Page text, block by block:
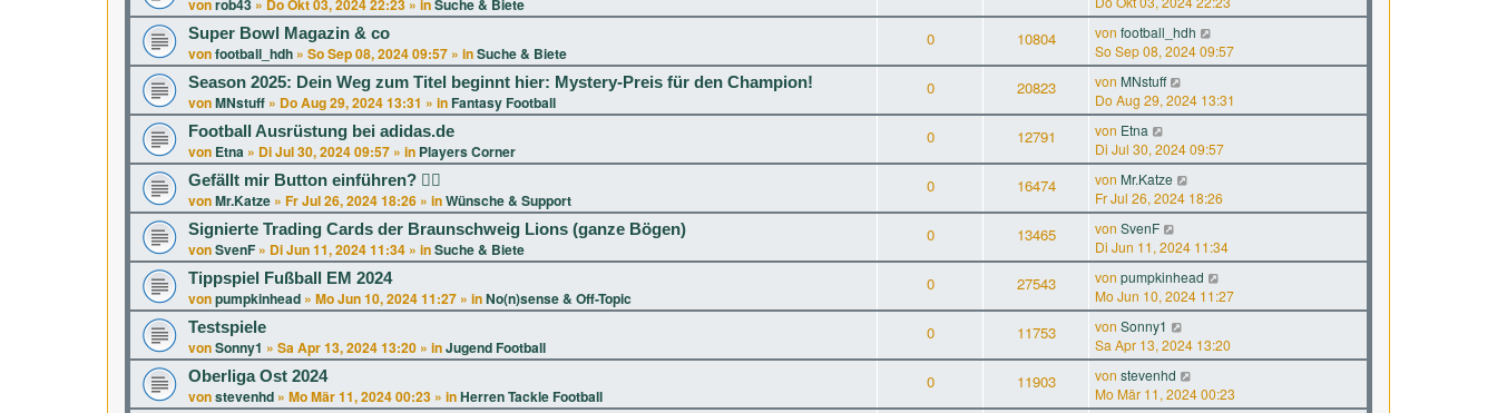
vonrob43 » Do Okt 03, 2024 22:23 » inSuche & Biete
Super Bowl Magazin & co
vonfootball_hdh » So Sep 08, 2024 09:57 » inSuche & Biete
0 10804 von football_hdh
So Sep 08, 2024 09:57
Season 2025: Dein Weg zum Titel beginnt hier: Mystery-Preis für den Champion!
vonMNstuff » Do Aug 29, 2024 13:31 » in Fantasy Football
0 20823 von MNstuff
Do Aug 29, 2024 13:31
Football Ausrüstung bei adidas.de
von Etna » Di Jul 30, 2024 09:57 » in Players Corner
0 12791 von Etna
Di Jul 30, 2024 09:57
Gefällt mir Button einführen? 👍🏻
vonMr.Katze » Fr Jul 26, 2024 18:26 » inWünsche & Support
0 16474 von Mr.Katze
Fr Jul 26, 2024 18:26
Signierte Trading Cards der Braunschweig Lions (ganze Bögen)
vonSvenF » Di Jun 11, 2024 11:34 » inSuche & Biete
0 13465 von SvenF
Di Jun 11, 2024 11:34
Tippspiel Fußball EM 2024
vonpumpkinhead » Mo Jun 10, 2024 11:27 » inNo(n)sense & Off-Topic
0 27543 von pumpkinhead
Mo Jun 10, 2024 11:27
Testspiele
vonSonny1 » Sa Apr 13, 2024 13:20 » inJugend Football
0 11753 von Sonny1
Sa Apr 13, 2024 13:20
Oberliga Ost 2024
vonstevenhd » Mo Mär 11, 2024 00:23 » inHerren Tackle Football
0 11903 von stevenhd
Mo Mär 11, 2024 00:23